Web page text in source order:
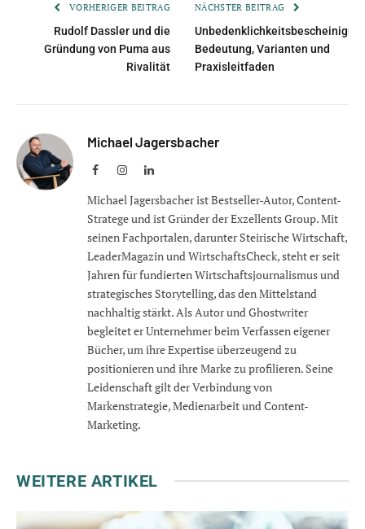
VORHERIGER BEITRAG
Rudolf Dassler und die
Gründung von Puma aus
Rivalität
NÄCHSTER BEITRAG
Bedeutung, Varianten und
Praxisleitfaden
Michael Jagersbacher
FacebookInstagramLinkedIn
Michael Jagersbacher ist Bestseller-Autor, Content-
Stratege und ist Gründer der Exzellents Group. Mit
seinen Fachportalen, darunter Steirische Wirtschaft,
LeaderMagazin und WirtschaftsCheck, steht er seit
Jahren für fundierten Wirtschaftsjournalismus und
strategisches Storytelling, das den Mittelstand
nachhaltig stärkt. Als Autor und Ghostwriter
begleitet er Unternehmer beim Verfassen eigener
Bücher, um ihre Expertise überzeugend zu
positionieren und ihre Marke zu profilieren. Seine
Leidenschaft gilt der Verbindung von
Markenstrategie, Medienarbeit und Content-
Marketing.
WEITERE ARTIKEL